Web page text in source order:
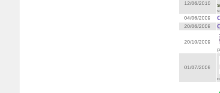
12/06/2010
04/06/2009
20/06/2009
20/10/2009
01/07/2009